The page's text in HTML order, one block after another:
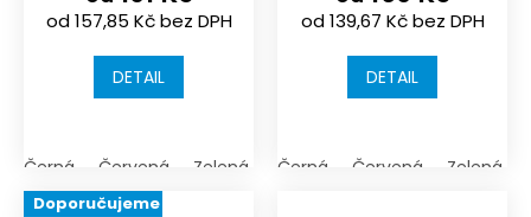
500x500 |
spojení puzzle
od 157,85 Kč bez DPH
DETAIL
Černá Červená Zelená Antracit (tmavá šedá)
500x500x25/30/
s rastrem |
spojení na
od 139,67 Kč bez DPH
DETAIL
Černá Červená Zelená
Doporučujeme